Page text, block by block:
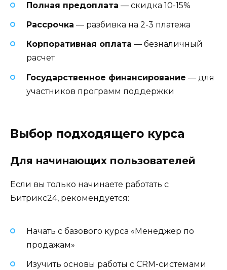
Полная предоплата — скидка 10-15%
Рассрочка — разбивка на 2-3 платежа
Корпоративная оплата — безналичный
расчет
Государственное финансирование — для
участников программ поддержки
Выбор подходящего курса
Для начинающих пользователей
Если вы только начинаете работать с
Битрикс24, рекомендуется:
Начать с базового курса «Менеджер по
продажам»
Изучить основы работы с CRM-системами